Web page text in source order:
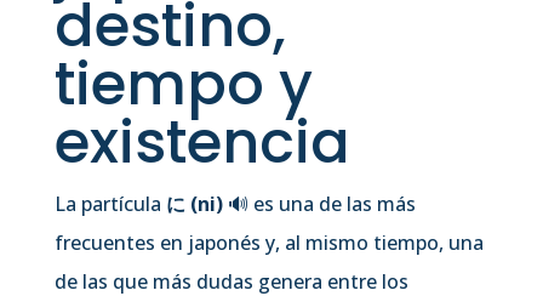
destino,
tiempo y
existencia
La partícula に (ni) 🔊 es una de las más
frecuentes en japonés y, al mismo tiempo, una
de las que más dudas genera entre los